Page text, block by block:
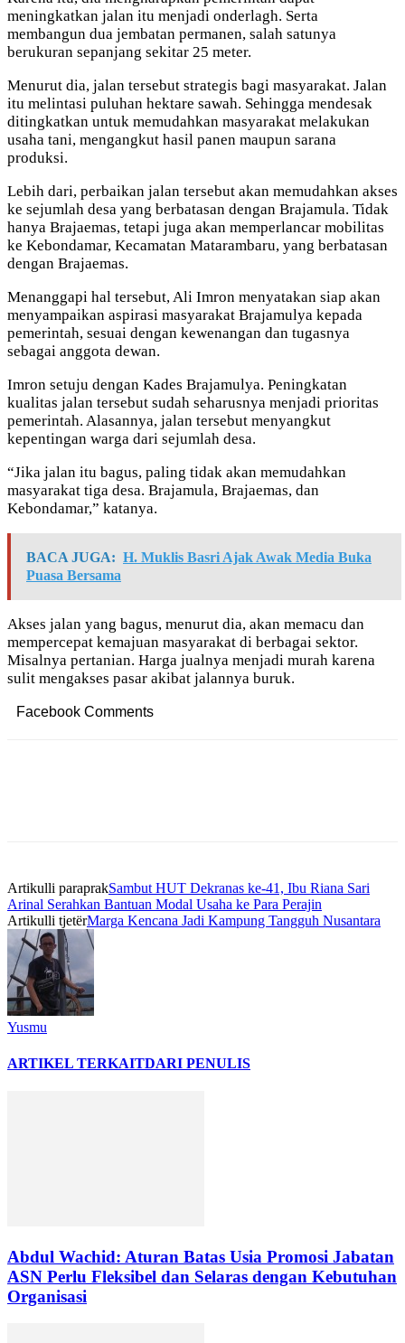
meningkatkan jalan itu menjadi onderlagh. Serta
membangun dua jembatan permanen, salah satunya
berukuran sepanjang sekitar 25 meter.
Menurut dia, jalan tersebut strategis bagi masyarakat. Jalan
itu melintasi puluhan hektare sawah. Sehingga mendesak
ditingkatkan untuk memudahkan masyarakat melakukan
usaha tani, mengangkut hasil panen maupun sarana
produksi.
Lebih dari, perbaikan jalan tersebut akan memudahkan akses
ke sejumlah desa yang berbatasan dengan Brajamula. Tidak
hanya Brajaemas, tetapi juga akan memperlancar mobilitas
ke Kebondamar, Kecamatan Matarambaru, yang berbatasan
dengan Brajaemas.
Menanggapi hal tersebut, Ali Imron menyatakan siap akan
menyampaikan aspirasi masyarakat Brajamulya kepada
pemerintah, sesuai dengan kewenangan dan tugasnya
sebagai anggota dewan.
Imron setuju dengan Kades Brajamulya. Peningkatan
kualitas jalan tersebut sudah seharusnya menjadi prioritas
pemerintah. Alasannya, jalan tersebut menyangkut
kepentingan warga dari sejumlah desa.
“Jika jalan itu bagus, paling tidak akan memudahkan
masyarakat tiga desa. Brajamula, Brajaemas, dan
Kebondamar,” katanya.
BACA JUGA: H. Muklis Basri Ajak Awak Media Buka
Puasa Bersama
Akses jalan yang bagus, menurut dia, akan memacu dan
mempercepat kemajuan masyarakat di berbagai sektor.
Misalnya pertanian. Harga jualnya menjadi murah karena
sulit mengakses pasar akibat jalannya buruk.
Facebook Comments
Artikulli paraprakSambut HUT Dekranas ke-41, Ibu Riana Sari
Arinal Serahkan Bantuan Modal Usaha ke Para Perajin
Artikulli tjetërMarga Kencana Jadi Kampung Tangguh Nusantara
Yusmu
ARTIKEL TERKAITDARI PENULIS
Abdul Wachid: Aturan Batas Usia Promosi Jabatan
ASN Perlu Fleksibel dan Selaras dengan Kebutuhan
Organisasi